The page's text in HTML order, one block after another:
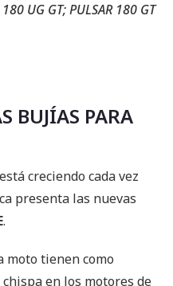
UG GT; PULSAR 180 GT
BUJÍAS PARA
creciendo cada vez
presenta las nuevas
.
moto tienen como
en los motores de